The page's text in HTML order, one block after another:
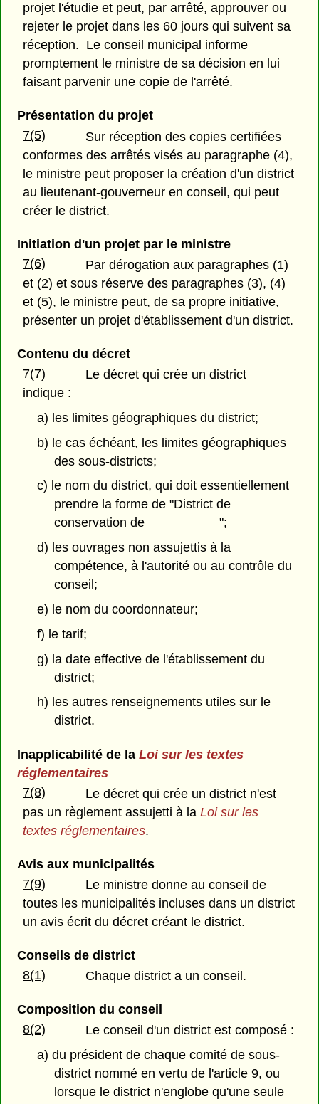
projet l'étudie et peut, par arrêté, approuver ou
rejeter le projet dans les 60 jours qui suivent sa
réception. Le conseil municipal informe
promptement le ministre de sa décision en lui
faisant parvenir une copie de l'arrêté.
Présentation du projet
7(5)
Sur réception des copies certifiées
conformes des arrêtés visés au paragraphe (4),
le ministre peut proposer la création d'un district
au lieutenant-gouverneur en conseil, qui peut
créer le district.
Initiation d'un projet par le ministre
7(6)
Par dérogation aux paragraphes (1)
et (2) et sous réserve des paragraphes (3), (4)
et (5), le ministre peut, de sa propre initiative,
présenter un projet d'établissement d'un district.
Contenu du décret
7(7)
Le décret qui crée un district
indique :
a) les limites géographiques du district;
b) le cas échéant, les limites géographiques
des sous-districts;
c) le nom du district, qui doit essentiellement
prendre la forme de "District de
conservation de ";
d) les ouvrages non assujettis à la
compétence, à l'autorité ou au contrôle du
conseil;
e) le nom du coordonnateur;
f) le tarif;
g) la date effective de l'établissement du
district;
h) les autres renseignements utiles sur le
district.
Inapplicabilité de la Loi sur les textes
réglementaires
7(8)
Le décret qui crée un district n'est
pas un règlement assujetti à laLoi sur les
textes réglementaires.
Avis aux municipalités
7(9)
Le ministre donne au conseil de
toutes les municipalités incluses dans un district
un avis écrit du décret créant le district.
Conseils de district
8(1)
Chaque district a un conseil.
Composition du conseil
8(2)
Le conseil d'un district est composé :
a) du président de chaque comité de sous-
district nommé en vertu de l'article 9, ou
lorsque le district n'englobe qu'une seule